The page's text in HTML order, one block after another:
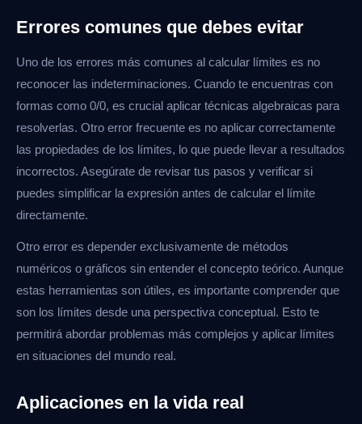
Errores comunes que debes evitar
Uno de los errores más comunes al calcular límites es no
reconocer las indeterminaciones. Cuando te encuentras con
formas como 0/0, es crucial aplicar técnicas algebraicas para
resolverlas. Otro error frecuente es no aplicar correctamente
las propiedades de los límites, lo que puede llevar a resultados
incorrectos. Asegúrate de revisar tus pasos y verificar si
puedes simplificar la expresión antes de calcular el límite
directamente.
Otro error es depender exclusivamente de métodos
numéricos o gráficos sin entender el concepto teórico. Aunque
estas herramientas son útiles, es importante comprender que
son los límites desde una perspectiva conceptual. Esto te
permitirá abordar problemas más complejos y aplicar límites
en situaciones del mundo real.
Aplicaciones en la vida real